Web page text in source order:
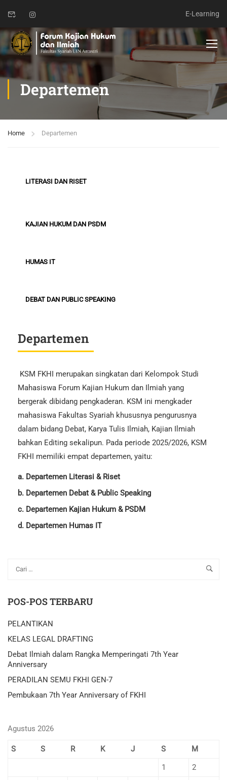
E-Learning
Departemen
Home Departemen
LITERASI DAN RISET
KAJIAN HUKUM DAN PSDM
HUMAS IT
DEBAT DAN PUBLIC SPEAKING
Departemen
KSM FKHI merupakan singkatan dari Kelompok Studi
Mahasiswa Forum Kajian Hukum dan Ilmiah yang
bergerak dibidang pengkaderan. KSM ini mengkader
mahasiswa Fakultas Syariah khususnya pengurusnya
dalam bidang Debat, Karya Tulis Ilmiah, Kajian Ilmiah
bahkan Editing sekalipun. Pada periode 2025/2026, KSM
FKHI memiliki empat departemen, yaitu:
a. Departemen Literasi & Riset
b. Departemen Debat & Public Speaking
c. Departemen Kajian Hukum & PSDM
d. Departemen Humas IT
POS-POS TERBARU
PELANTIKAN
KELAS LEGAL DRAFTING
Debat Ilmiah dalam Rangka Memperingati 7th Year
Anniversary
PERADILAN SEMU FKHI GEN-7
Pembukaan 7th Year Anniversary of FKHI
Agustus 2026
S S R K J S
M
1
2